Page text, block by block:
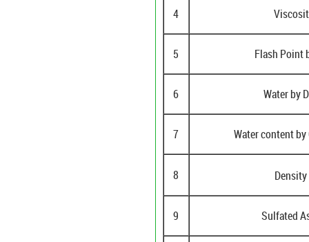
4
5 Flash Point
6 Water by
7 Water content
8
9 Sulfated